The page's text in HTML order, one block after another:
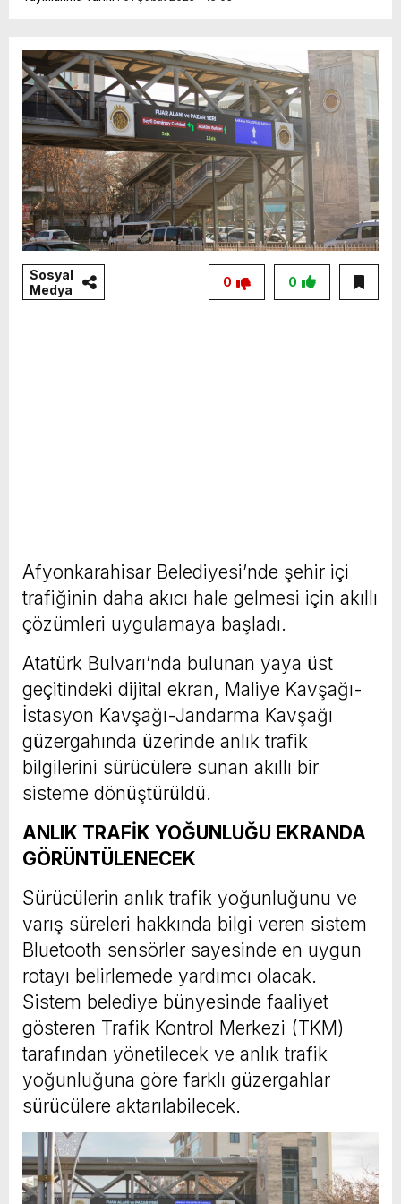
Sosyal
Medya
0
0
Afyonkarahisar Belediyesi’nde şehir içi
trafiğinin daha akıcı hale gelmesi için akıllı
çözümleri uygulamaya başladı.
Atatürk Bulvarı’nda bulunan yaya üst
geçitindeki dijital ekran, Maliye Kavşağı-
İstasyon Kavşağı-Jandarma Kavşağı
güzergahında üzerinde anlık trafik
bilgilerini sürücülere sunan akıllı bir
sisteme dönüştürüldü.
ANLIK TRAFİK YOĞUNLUĞU EKRANDA
GÖRÜNTÜLENECEK
Sürücülerin anlık trafik yoğunluğunu ve
varış süreleri hakkında bilgi veren sistem
Bluetooth sensörler sayesinde en uygun
rotayı belirlemede yardımcı olacak.
Sistem belediye bünyesinde faaliyet
gösteren Trafik Kontrol Merkezi (TKM)
tarafından yönetilecek ve anlık trafik
yoğunluğuna göre farklı güzergahlar
sürücülere aktarılabilecek.